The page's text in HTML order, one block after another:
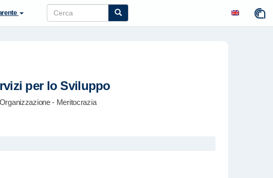
per lo Sviluppo
- Meritocrazia